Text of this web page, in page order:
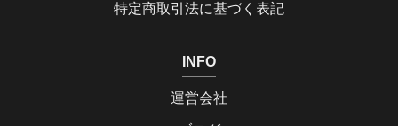
特定商取引法に基づく表記
INFO
運営会社